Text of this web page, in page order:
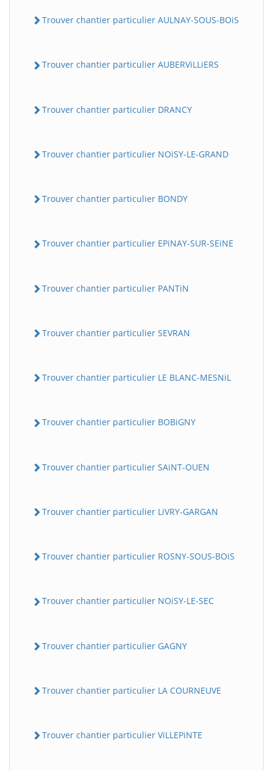
Trouver chantier particulier AULNAY-SOUS-BOiS
Trouver chantier particulier AUBERViLLiERS
Trouver chantier particulier DRANCY
Trouver chantier particulier NOiSY-LE-GRAND
Trouver chantier particulier BONDY
Trouver chantier particulier EPiNAY-SUR-SEiNE
Trouver chantier particulier PANTiN
Trouver chantier particulier SEVRAN
Trouver chantier particulier LE BLANC-MESNiL
Trouver chantier particulier BOBiGNY
Trouver chantier particulier SAiNT-OUEN
Trouver chantier particulier LiVRY-GARGAN
Trouver chantier particulier ROSNY-SOUS-BOiS
Trouver chantier particulier NOiSY-LE-SEC
Trouver chantier particulier GAGNY
Trouver chantier particulier LA COURNEUVE
Trouver chantier particulier ViLLEPiNTE